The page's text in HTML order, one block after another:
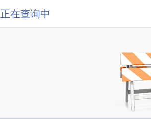
正在查询中